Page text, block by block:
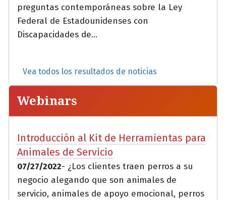
preguntas contemporáneas sobre la Ley
Federal de Estadounidenses con
Discapacidades de...
Vea todos los resultados de noticias
Webinars
Introducción al Kit de Herramientas para
Animales de Servicio
07/27/2022- ¿Los clientes traen perros a su
negocio alegando que son animales de
servicio, animales de apoyo emocional, perros